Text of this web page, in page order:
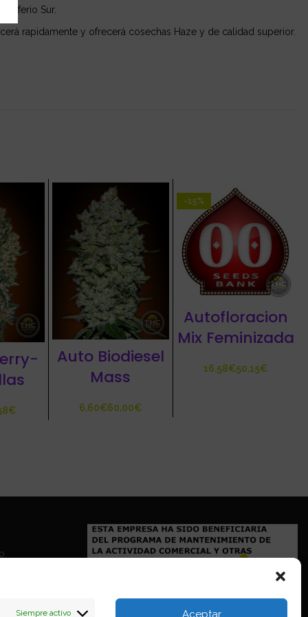
Siempre activo Aceptar
Sur.
rapidamente y ofrecerá cosechas Haze y de calidad superior.
€
Auto Biodiesel
Mass
€ €
-15%
Autofloracion
Mix Feminizada
€ €